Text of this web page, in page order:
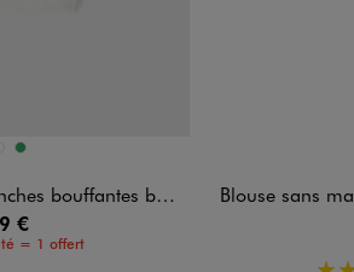
ROSE VIF
VERT
bouffantes bébé fille
€
= 1 offert
Blouse sans